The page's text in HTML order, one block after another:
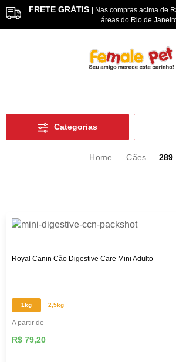
99,00 para maioria das
5% à
Cães 289
Categorias
Royal Canin Cão Digestive Care Mini Adulto
1kg 2,5kg
A partir de
R$ 79,20